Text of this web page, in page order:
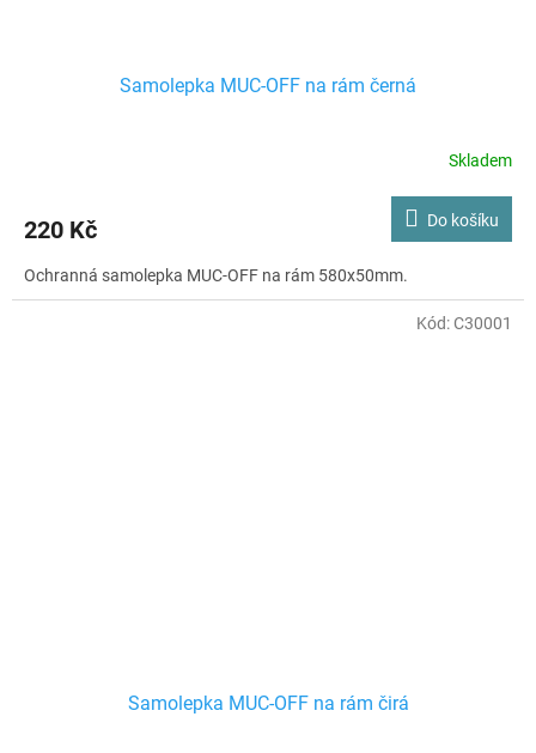
Samolepka MUC-OFF na rám černá
Skladem
220 Kč Do košíku
Ochranná samolepka MUC-OFF na rám 580x50mm.
Samolepka MUC-OFF na rám čirá
Kód:C30001